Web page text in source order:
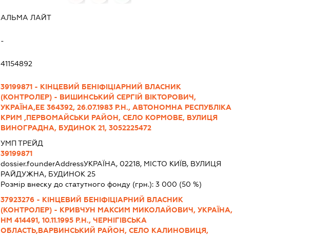
АЛЬМА ЛАЙТ
-
41154892
39199871 - КІНЦЕВИЙ БЕНІФІЦІАРНИЙ ВЛАСНИК
(КОНТРОЛЕР) - ВИШИНСЬКИЙ СЕРГІЙ ВІКТОРОВИЧ,
УКРАЇНА,ЕЕ 364392, 26.07.1983 Р.Н., АВТОНОМНА РЕСПУБЛІКА
КРИМ ,ПЕРВОМАЙСЬКИ РАЙОН, СЕЛО КОРМОВЕ, ВУЛИЦЯ
ВИНОГРАДНА, БУДИНОК 21, 3052225472
УМП ТРЕЙД
39199871
dossier.founderAddressУКРАЇНА, 02218, МІСТО КИЇВ, ВУЛИЦЯ
РАЙДУЖНА, БУДИНОК 25
Розмір внеску до статутного фонду (грн.):3 000 (50 %)
37923276 - КІНЦЕВИЙ БЕНІФІЦІАРНИЙ ВЛАСНИК
(КОНТРОЛЕР) - КРИВЧУН МАКСИМ МИКОЛАЙОВИЧ, УКРАЇНА,
НМ 414491, 10.11.1995 Р.Н., ЧЕРНІГІВСЬКА
ОБЛАСТЬ,ВАРВИНСЬКИЙ РАЙОН, СЕЛО КАЛИНОВИЦЯ,